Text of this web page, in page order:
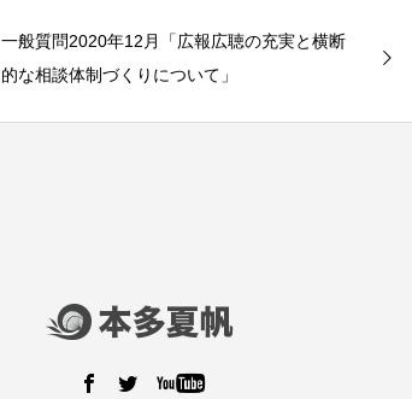
一般質問2020年12月「広報広聴の充実と横断
的な相談体制づくりについて」